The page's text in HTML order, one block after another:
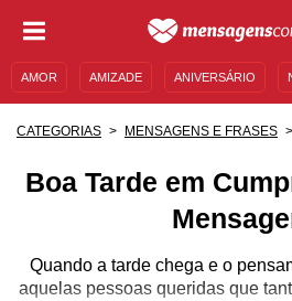
AMOR AMIZADE ANIVERSÁRIO
CATEGORIAS MENSAGENS E FRASES
Boa Tarde em
Quando a tarde chega e o
aquelas pessoas queridas que